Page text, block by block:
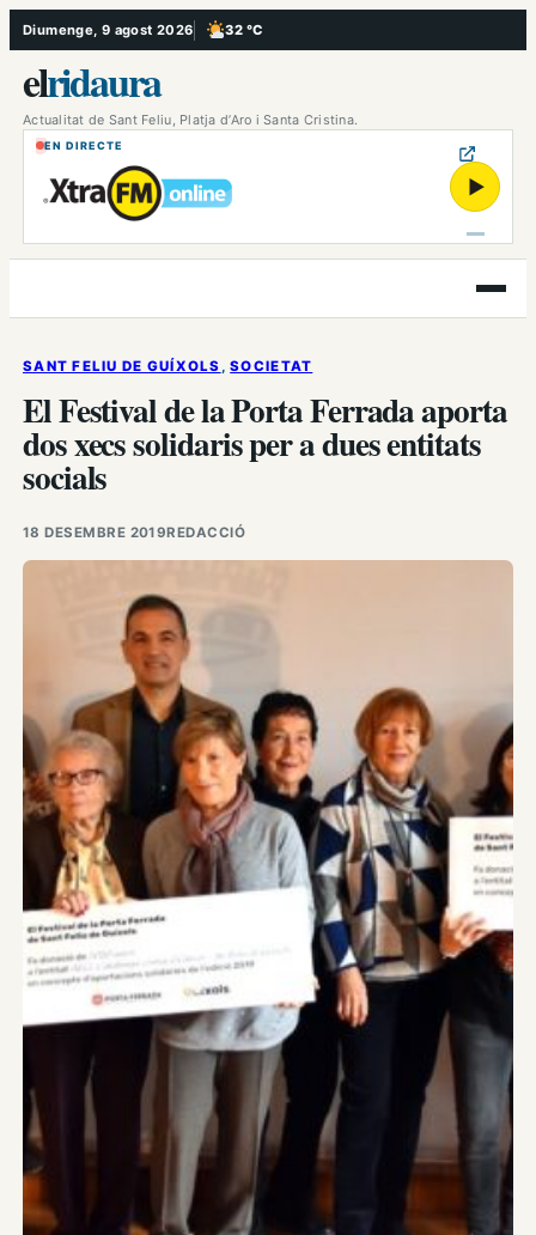
Vés
al
contingut
Diumenge, 9 agost 2026 32 °C
, Poc ennuvolat
elridaura
Actualitat de Sant Feliu, Platja d’Aro i Santa Cristina.
EN DIRECTE
▶
Obre
el
SANT FELIU DE GUÍXOLS , SOCIETAT
El Festival de la Porta Ferrada aporta
dos xecs solidaris per a dues entitats
socials
18 DESEMBRE 2019REDACCIÓ